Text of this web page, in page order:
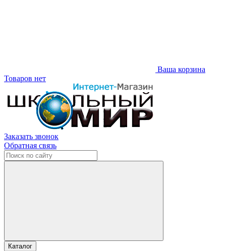
Ваша корзина
Товаров нет
Заказать звонок
Обратная связь
Каталог